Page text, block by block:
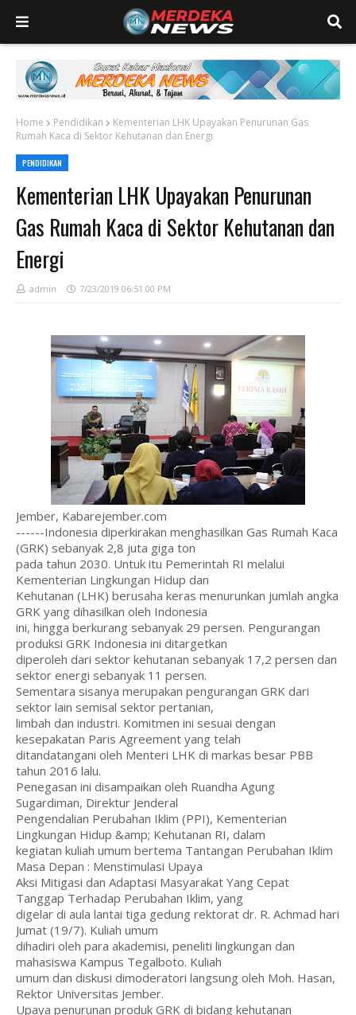
Home Pendidikan
Kementerian LHK Upayakan Penurunan Gas
Rumah Kaca di Sektor Kehutanan dan Energi
PENDIDIKAN
Kementerian LHK Upayakan Penurunan
Gas Rumah Kaca di Sektor Kehutanan dan
Energi
admin 7/23/2019 06:51:00 PM
Jember, Kabarejember.com
------Indonesia diperkirakan menghasilkan Gas Rumah Kaca
(GRK) sebanyak 2,8 juta giga ton
pada tahun 2030. Untuk itu Pemerintah RI melalui
Kementerian Lingkungan Hidup dan
Kehutanan (LHK) berusaha keras menurunkan jumlah angka
GRK yang dihasilkan oleh Indonesia
ini, hingga berkurang sebanyak 29 persen. Pengurangan
produksi GRK Indonesia ini ditargetkan
diperoleh dari sektor kehutanan sebanyak 17,2 persen dan
sektor energi sebanyak 11 persen.
Sementara sisanya merupakan pengurangan GRK dari
sektor lain semisal sektor pertanian,
limbah dan industri. Komitmen ini sesuai dengan
kesepakatan Paris Agreement yang telah
ditandatangani oleh Menteri LHK di markas besar PBB
tahun 2016 lalu.
Penegasan ini disampaikan oleh Ruandha Agung
Sugardiman, Direktur Jenderal
Pengendalian Perubahan Iklim (PPI), Kementerian
Lingkungan Hidup &amp; Kehutanan RI, dalam
kegiatan kuliah umum bertema Tantangan Perubahan Iklim
Masa Depan : Menstimulasi Upaya
Aksi Mitigasi dan Adaptasi Masyarakat Yang Cepat
Tanggap Terhadap Perubahan Iklim, yang
digelar di aula lantai tiga gedung rektorat dr. R. Achmad hari
Jumat (19/7). Kuliah umum
dihadiri oleh para akademisi, peneliti lingkungan dan
mahasiswa Kampus Tegalboto. Kuliah
umum dan diskusi dimoderatori langsung oleh Moh. Hasan,
Rektor Universitas Jember.
Upaya penurunan produk GRK di bidang kehutanan